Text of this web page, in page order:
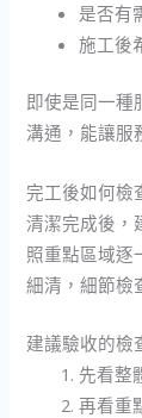
是否有
施工後
即使是同一種
溝通，能讓服
完工後如何檢
清潔完成後，
照重點區域逐
細清，細節檢
建議驗收的檢
先看整
再看重